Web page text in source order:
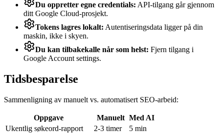
Du oppretter egne credentials: API-tilgang går gjennom
ditt Google Cloud-prosjekt.
Tokens lagres lokalt: Autentiseringsdata ligger på din
maskin, ikke i skyen.
Du kan tilbakekalle når som helst: Fjern tilgang i
Google Account settings.
Tidsbesparelse
Sammenligning av manuelt vs. automatisert SEO-arbeid:
Oppgave Manuelt Med AI
Ukentlig søkeord-rapport
2-3 timer
5 min